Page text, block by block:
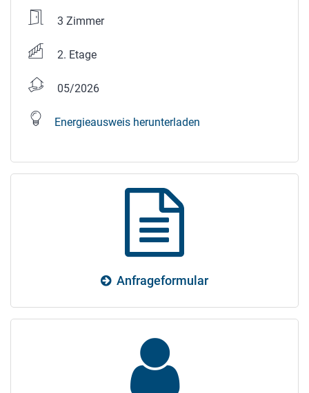
3 Zimmer
2. Etage
05/2026
Energieausweis herunterladen
Anfrageformular